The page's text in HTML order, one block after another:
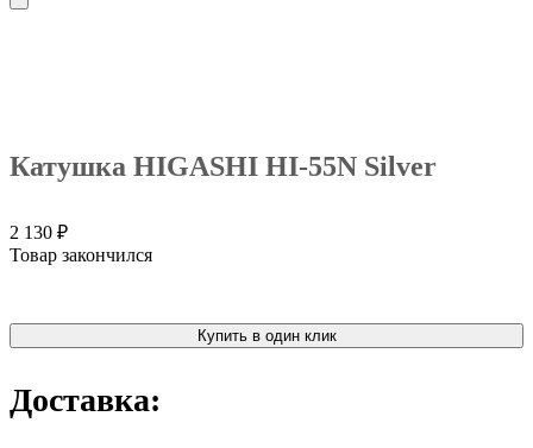
Катушка HIGASHI HI-55N Silver
2 130 ₽
Товар закончился
Купить в один клик
Доставка: